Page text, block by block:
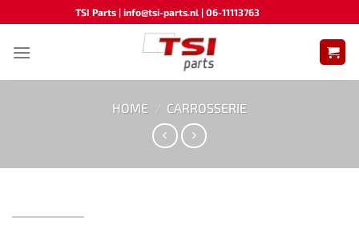
naar
inhoud
TSI Parts | info@tsi-parts.nl | 06-11113763
HOME / CARROSSERIE